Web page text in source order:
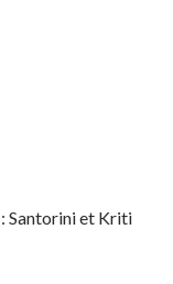
Santorini et Kriti